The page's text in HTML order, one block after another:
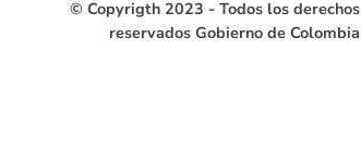
© Copyrigth 2023 - Todos los derechos
reservados Gobierno de Colombia